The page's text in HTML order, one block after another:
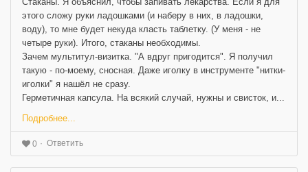
этого сложу руки ладошками (и наберу в них, в ладошки,
воду), то мне будет некуда класть таблетку. (У меня - не
четыре руки). Итого, стаканы необходимы.
Зачем мультитул-визитка. "А вдруг пригодится". Я получил
такую - по-моему, сносная. Даже иголку в инструменте "нитки-
иголки" я нашёл не сразу.
Герметичная капсула. На всякий случай, нужны и свисток, и...
Подробнее...
0 Ответить